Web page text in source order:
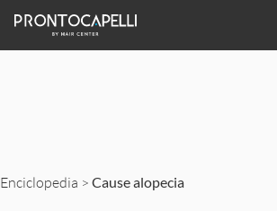
Enciclopedia > Cause alopecia